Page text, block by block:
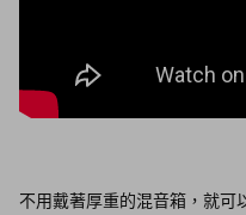
不用戴著厚重的混音箱，就可